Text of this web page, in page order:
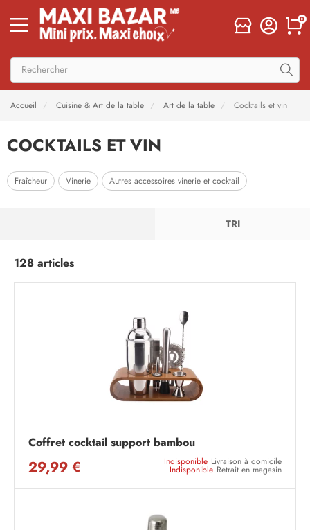
0
Accueil Cuisine & Art de la table Art de la table Cocktails et vin
COCKTAILS ET VIN
Fraîcheur Vinerie Autres accessoires vinerie et cocktail
TRI
Coffret cocktail support bambou
29,99 € Indisponible Livraison à domicile
Indisponible Retrait en magasin
128 articles